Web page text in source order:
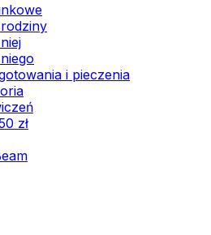
i pieczenia
zł